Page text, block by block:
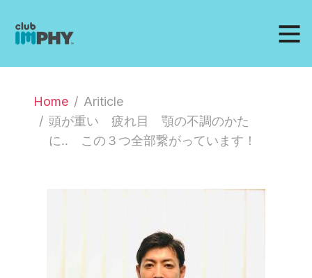
Home
Ariticle
頭が重い 疲れ目 顎の不調のかた
に‥ この３つ全部繋がっています！